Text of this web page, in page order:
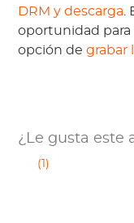
DRM y descarga
oportunidad para
opción degrabar
¿Le gusta este
(1)